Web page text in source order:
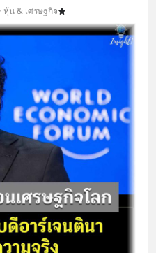
หุ้น & เศรษฐกิจ